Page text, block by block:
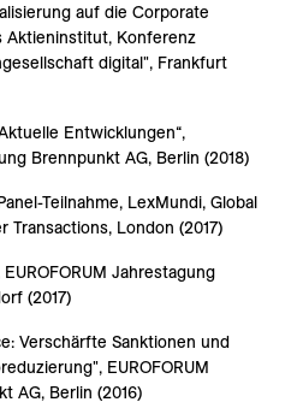
auf die Corporate
Aktieninstitut, Konferenz
digital", Frankfurt
Entwicklungen“,
Brennpunkt AG, Berlin (2018)
Teilnahme, LexMundi, Global
Transactions, London (2017)
Jahrestagung
(2017)
Verschärfte Sanktionen und
EUROFORUM
AG, Berlin (2016)